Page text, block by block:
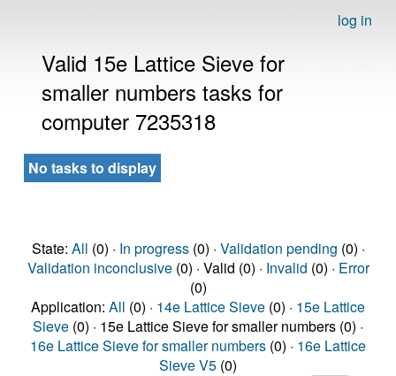
log in
Valid 15e Lattice Sieve for
smaller numbers tasks for
computer 7235318
No tasks to display
State: All (0) · In progress(0) · Validation pending (0) ·
Validation inconclusive(0) · Valid (0) · Invalid (0) · Error
(0)
Application: All (0) · 14e Lattice Sieve (0) · 15e Lattice
Sieve (0) · 15e Lattice Sieve for smaller numbers (0) ·
16e Lattice Sieve for smaller numbers (0) · 16e Lattice
Sieve V5 (0)